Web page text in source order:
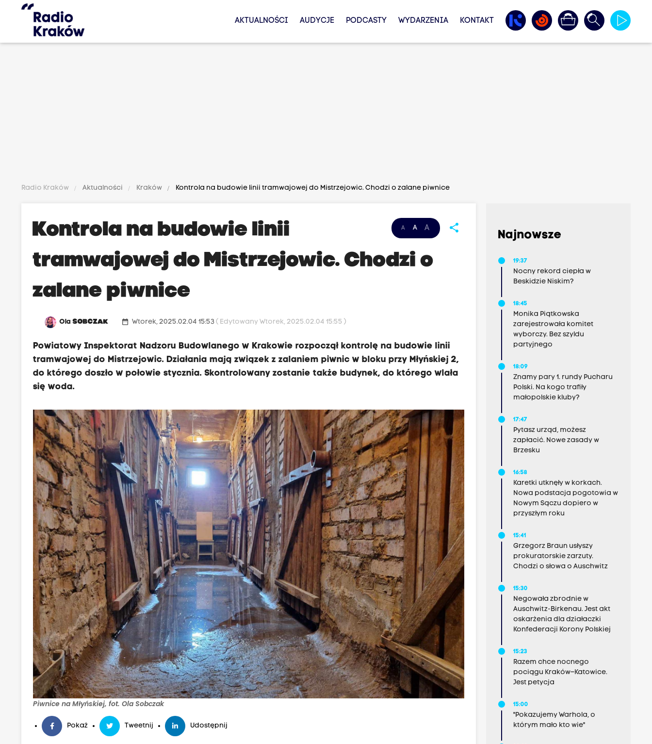
AKTUALNOŚCI AUDYCJE PODCASTY WYDARZENIA KONTAKT
Radio Kraków Aktualności Kraków Kontrola na budowie linii tramwajowej do Mistrzejowic. Chodzi o zalane piwnice
A A A share
Kontrola na budowie linii
tramwajowej do Mistrzejowic. Chodzi o
zalane piwnice
OlaSOBCZAK date_range Wtorek, 2025.02.04 15:53( Edytowany Wtorek, 2025.02.04 15:55 )
Powiatowy Inspektorat Nadzoru Budowlanego w Krakowie rozpoczął kontrolę na budowie linii
tramwajowej do Mistrzejowic. Działania mają związek z zalaniem piwnic w bloku przy Młyńskiej 2,
do którego doszło w połowie stycznia. Skontrolowany zostanie także budynek, do którego wlała
się woda.
Piwnice na Młyńskiej, fot. Ola Sobczak
Pokaż Tweetnij Udostępnij
Najnowsze
19:37
Nocny rekord ciepła w
Beskidzie Niskim?
18:45
Monika Piątkowska
zarejestrowała komitet
wyborczy. Bez szyldu
partyjnego
18:09
Znamy pary 1. rundy Pucharu
Polski. Na kogo trafiły
małopolskie kluby?
17:47
Pytasz urząd, możesz
zapłacić. Nowe zasady w
Brzesku
16:58
Karetki utknęły w korkach.
Nowa podstacja pogotowia w
Nowym Sączu dopiero w
przyszłym roku
15:41
Grzegorz Braun usłyszy
prokuratorskie zarzuty.
Chodzi o słowa o Auschwitz
15:30
Negowała zbrodnie w
Auschwitz-Birkenau. Jest akt
oskarżenia dla działaczki
Konfederacji Korony Polskiej
15:23
Razem chce nocnego
pociągu Kraków–Katowice.
Jest petycja
15:00
"Pokazujemy Warhola, o
którym mało kto wie"